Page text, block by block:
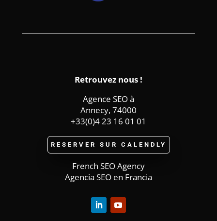
Retrouvez nous !
Agence SEO à
Annecy, 74000
+33(0)4 23 16 01 01
RESERVER SUR CALENDLY
French SEO Agency
Agencia SEO en Francia